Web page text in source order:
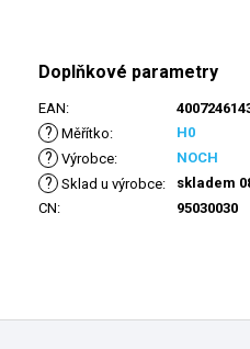
Doplňkové parametry
EAN:
? Měřítko: H0
? Výrobce: NOCH
? Sklad u výrobce:
skladem
CN: 95030030